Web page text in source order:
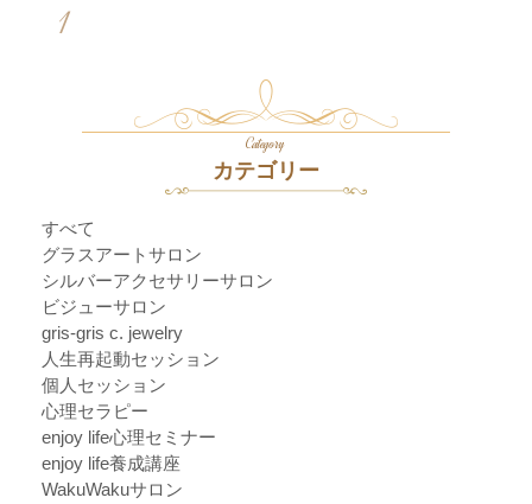
1
Category
カテゴリー
すべて
グラスアートサロン
シルバーアクセサリーサロン
ビジューサロン
gris-gris c. jewelry
人生再起動セッション
個人セッション
心理セラピー
enjoy life心理セミナー
enjoy life養成講座
WakuWakuサロン